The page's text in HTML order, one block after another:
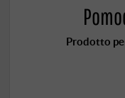
Prodotto